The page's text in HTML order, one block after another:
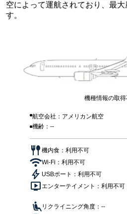
空によって運航されており、最大
す。
機種情報の取
航空会社：アメリカン航空
機齢：--
機内食：利用不可
Wi-Fi：利用不可
USBポート：利用不可
エンターテイメント：利用不可
リクライニング角度：--